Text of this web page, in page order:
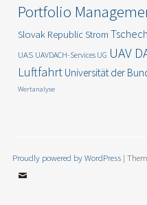
Portfolio
Slovak RepublicStrom
UAS UAVDACH-Services UG UAV
Luftfahrt Universität der
Wertanalyse
Proudly powered by WordPress |